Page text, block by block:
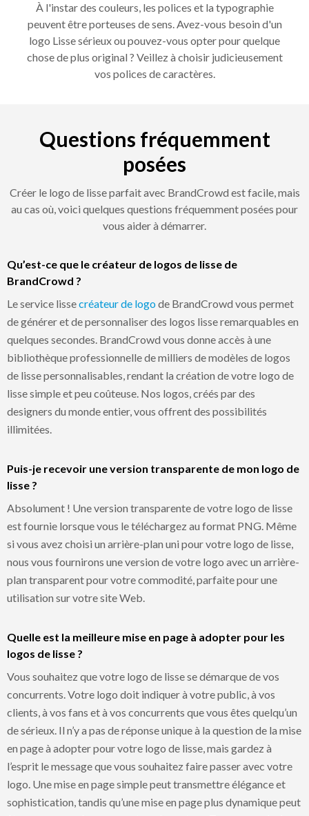
À l'instar des couleurs, les polices et la typographie
peuvent être porteuses de sens. Avez-vous besoin d'un
logo Lisse sérieux ou pouvez-vous opter pour quelque
chose de plus original ? Veillez à choisir judicieusement
vos polices de caractères.
Questions fréquemment
posées
Créer le logo de lisse parfait avec BrandCrowd est facile, mais
au cas où, voici quelques questions fréquemment posées pour
vous aider à démarrer.
Qu’est-ce que le créateur de logos de lisse de
BrandCrowd ?
Le service lissecréateur de logode BrandCrowd vous permet
de générer et de personnaliser des logos lisse remarquables en
quelques secondes. BrandCrowd vous donne accès à une
bibliothèque professionnelle de milliers de modèles de logos
de lisse personnalisables, rendant la création de votre logo de
lisse simple et peu coûteuse. Nos logos, créés par des
designers du monde entier, vous offrent des possibilités
illimitées.
Puis-je recevoir une version transparente de mon logo de
lisse ?
Absolument ! Une version transparente de votre logo de lisse
est fournie lorsque vous le téléchargez au format PNG. Même
si vous avez choisi un arrière-plan uni pour votre logo de lisse,
nous vous fournirons une version de votre logo avec un arrière-
plan transparent pour votre commodité, parfaite pour une
utilisation sur votre site Web.
Quelle est la meilleure mise en page à adopter pour les
logos de lisse ?
Vous souhaitez que votre logo de lisse se démarque de vos
concurrents. Votre logo doit indiquer à votre public, à vos
clients, à vos fans et à vos concurrents que vous êtes quelqu’un
de sérieux. Il n’y a pas de réponse unique à la question de la mise
en page à adopter pour votre logo de lisse, mais gardez à
l’esprit le message que vous souhaitez faire passer avec votre
logo. Une mise en page simple peut transmettre élégance et
sophistication, tandis qu’une mise en page plus dynamique peut